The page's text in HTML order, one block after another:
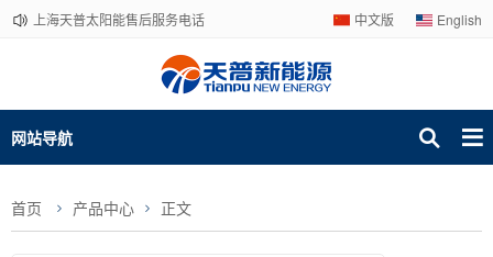
上海天普太阳能售后服务电话 中文版 English
网站导航
首页 产品中心 正文